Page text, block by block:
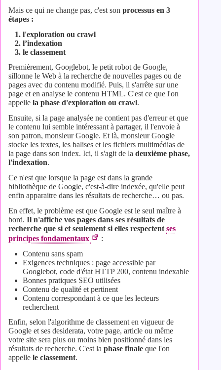
Mais ce qui ne change pas, c'est son processus en 3
étapes :
l'exploration ou crawl
l’indexation
le classement
Premièrement, Googlebot, le petit robot de Google,
sillonne le Web à la recherche de nouvelles pages ou de
pages avec du contenu modifié. Puis, il s'arrête sur une
page et en analyse le contenu HTML. C'est ce que l'on
appelle la phase d'exploration ou crawl.
Ensuite, si la page analysée ne contient pas d'erreur et que
le contenu lui semble intéressant à partager, il l'envoie à
son patron, monsieur Google. Et là, monsieur Google
stocke les textes, les balises et les fichiers multimédias de
la page dans son index. Ici, il s'agit de la deuxième phase,
l'indexation.
Ce n'est que lorsque la page est dans la grande
bibliothèque de Google, c'est-à-dire indexée, qu'elle peut
enfin apparaitre dans les résultats de recherche… ou pas.
En effet, le problème est que Google est le seul maître à
bord. Il n'affiche vos pages dans ses résultats de
recherche que si et seulement si elles respectent ses
principes fondamentaux
:
Contenu sans spam
Exigences techniques : page accessible par
Googlebot, code d'état HTTP 200, contenu indexable
Bonnes pratiques SEO utilisées
Contenu de qualité et pertinent
Contenu correspondant à ce que les lecteurs
recherchent
Enfin, selon l'algorithme de classement en vigueur de
Google et ses desiderata, votre page, article ou même
votre site sera plus ou moins bien positionné dans les
résultats de recherche. C'est la phase finale que l'on
appelle le classement.